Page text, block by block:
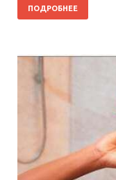
ПОДРОБНЕЕ